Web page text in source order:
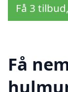
Få 3
Få